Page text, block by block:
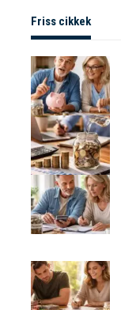
Friss cikkek